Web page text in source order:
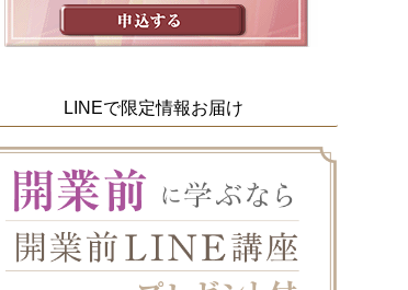
LINEで限定情報お届け